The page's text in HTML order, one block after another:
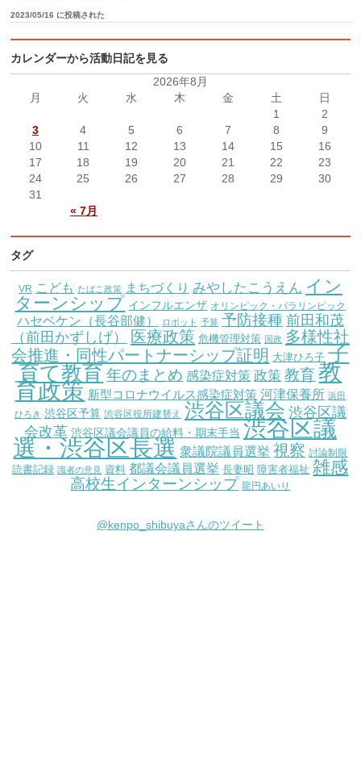
2023/05/16 に投稿された
カレンダーから活動日記を見る
2026年8月
月
火 水 木 金 土 日
« 7月
1
2
3
4 5 6 7 8
9
10
11 12 13 14 15
16
17
18 19 20 21 22
23
24
25 26 27 28 29
30
31
タグ
VR こども たばこ政策 まちづくり みやしたこうえん イン
ターンシップ インフルエンザ オリンピック・パラリンピック
ハセベケン（長谷部健） ロボット 予算 予防接種 前田和茂
（前田かずしげ）
医療政策 危機管理対策 国政 多様性社
会推進・同性パートナーシップ証明 大津ひろ子 子
育て教育 年のまとめ 感染症対策 政策 教育 教
育政策 新型コロナウイルス感染症対策 河津保養所 浜田
ひろき 渋谷区予算 渋谷区役所建替え 渋谷区議会 渋谷区議
会改革 渋谷区議会議員の給料・期末手当 渋谷区議
選・渋谷区長選 衆議院議員選挙 視察 討論制限
読書記録 識者の意見 資料 都議会議員選挙 長妻昭 障害者福祉 雑感
高校生インターンシップ 龍円あいり
@kenpo_shibuyaさんのツイート